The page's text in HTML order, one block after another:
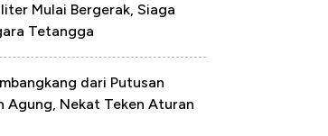
Mulai Bergerak, Siaga
Tetangga
dari Putusan
Agung, Nekat Teken Aturan